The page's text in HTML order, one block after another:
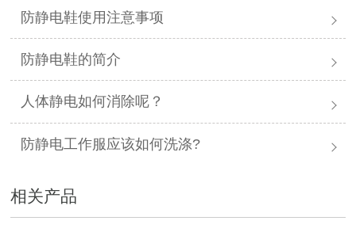
防静电鞋使用注意事项
防静电鞋的简介
人体静电如何消除呢？
防静电工作服应该如何洗涤?
相关产品